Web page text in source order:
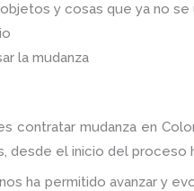
objetos y cosas que ya no se
la mudanza
contratar mudanza en
desde el inicio del proceso
ha permitido avanzar y